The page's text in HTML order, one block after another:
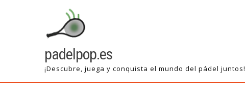
padelpop.es
¡Descubre, juega y conquista el mundo del pádel juntos!